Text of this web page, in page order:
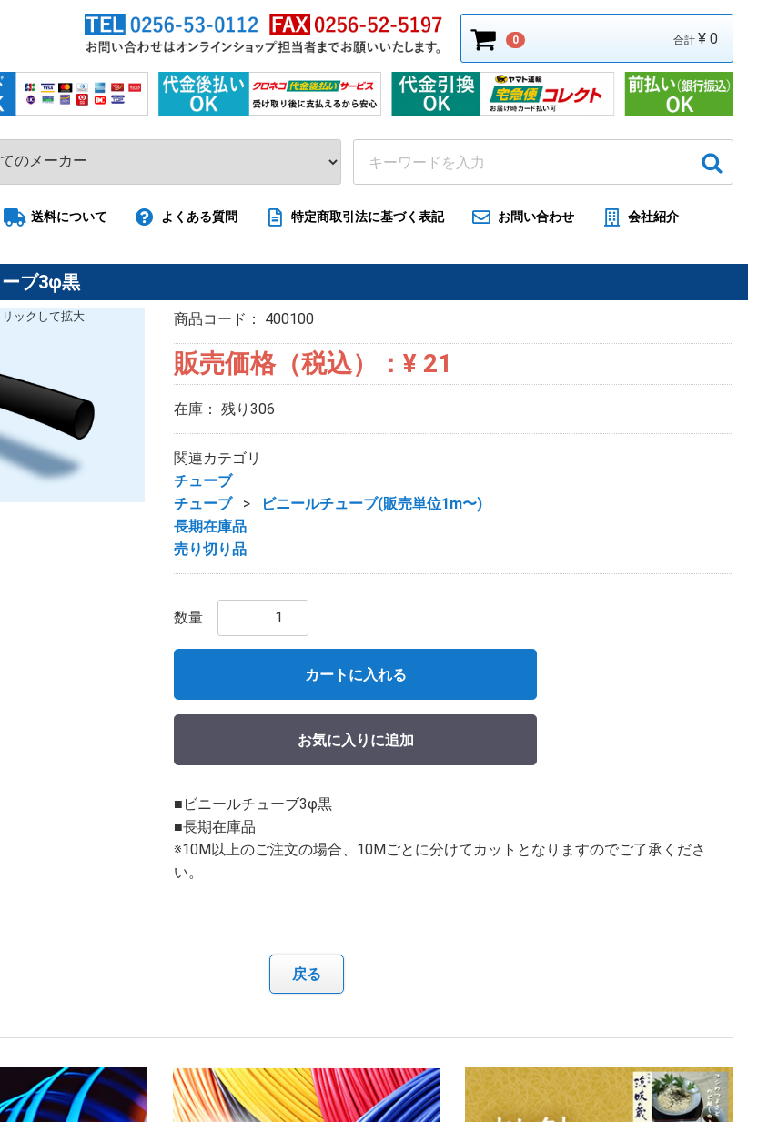
0
合計 ¥ 0
送料について よくある質問 特定商取引法に基づく表記 お問い合わせ 会社紹介
ブ3φ黒
ック して拡大 商品コード： 400100
販売価格（税込）：¥ 21
在庫： 残り306
関連カテゴリ
チューブ
チューブ
ビニールチューブ(販売単位1m〜)
長期在庫品
売り切り品
数量
カートに入れる
お気に入りに追加
■ビニールチューブ3φ黒
■長期在庫品
※10M以上のご注文の場合、10Mごとに分けてカットとなりますのでご了承くださ
い。
戻る